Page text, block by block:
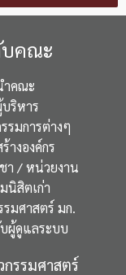
บคณะ
คณะ
ริหาร
รมการต่างๆ
ร้างองค์กร
า / หน่วยงาน
นิสิตเก่า
รมศาสตร์ มก.
ผู้ดูแลระบบ
รรมศาสตร์